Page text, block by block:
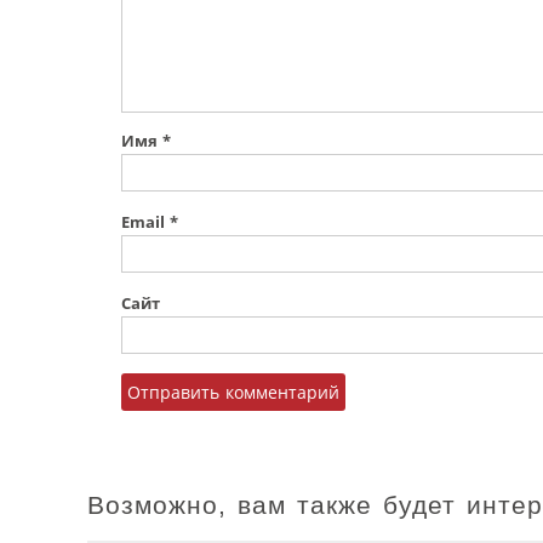
Имя *
Email *
Сайт
Возможно, вам также будет